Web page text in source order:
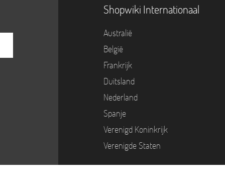
Shopwiki Internationaal
Australië
België
Frankrijk
Duitsland
Nederland
Spanje
Verenigd Koninkrijk
Verenigde Staten